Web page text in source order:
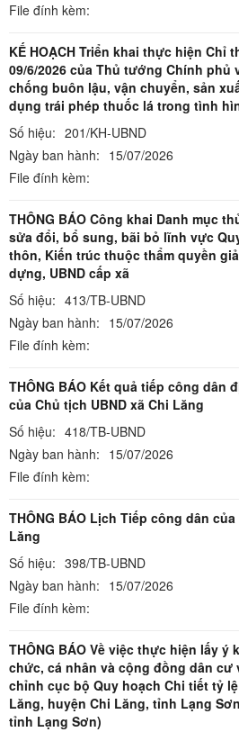
File đính kèm:
KẾ HOẠCH Triển khai thực hiện Chỉ
09/6/2026 của Thủ tướng Chính
chống buôn lậu, vận chuyển, sản
dụng trái phép thuốc lá trong tình
Số hiệu: 201/KH-UBND
Ngày ban hành: 15/07/2026
File đính kèm:
THÔNG BÁO Công khai Danh mục
sửa đổi, bổ sung, bãi bỏ lĩnh vực
thôn, Kiến trúc thuộc thẩm quyền
dựng, UBND cấp xã
Số hiệu: 413/TB-UBND
Ngày ban hành: 15/07/2026
File đính kèm:
THÔNG BÁO Kết quả tiếp công dân
của Chủ tịch UBND xã Chi Lăng
Số hiệu: 418/TB-UBND
Ngày ban hành: 15/07/2026
File đính kèm:
THÔNG BÁO Lịch Tiếp công dân
Lăng
Số hiệu: 398/TB-UBND
Ngày ban hành: 15/07/2026
File đính kèm:
THÔNG BÁO Về việc thực hiện lấy ý
chức, cá nhân và cộng đồng dân cư
chỉnh cục bộ Quy hoạch Chi tiết tỷ
Lăng, huyện Chi Lăng, tỉnh Lạng
tỉnh Lạng Sơn)